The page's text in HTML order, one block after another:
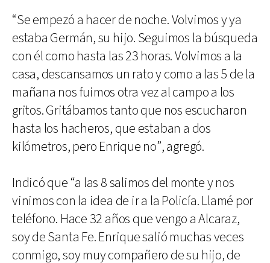
“Se empezó a hacer de noche. Volvimos y ya
estaba Germán, su hijo. Seguimos la búsqueda
con él como hasta las 23 horas. Volvimos a la
casa, descansamos un rato y como a las 5 de la
mañana nos fuimos otra vez al campo a los
gritos. Gritábamos tanto que nos escucharon
hasta los hacheros, que estaban a dos
kilómetros, pero Enrique no”, agregó.
Indicó que “a las 8 salimos del monte y nos
vinimos con la idea de ir a la Policía. Llamé por
teléfono. Hace 32 años que vengo a Alcaraz,
soy de Santa Fe. Enrique salió muchas veces
conmigo, soy muy compañero de su hijo, de